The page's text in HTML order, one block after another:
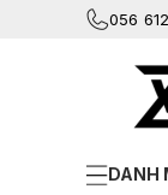
056
DANH